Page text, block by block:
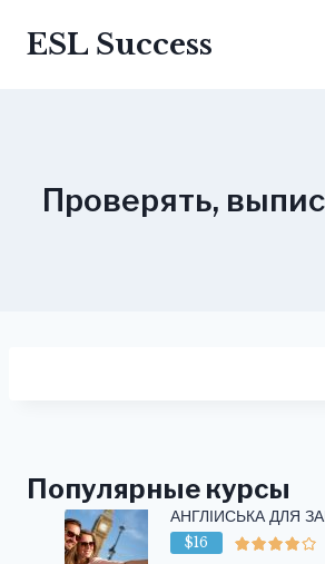
ESL Success
Проверять,
Популярные курсы
АНГЛІЙСЬКА ДЛЯ
$16